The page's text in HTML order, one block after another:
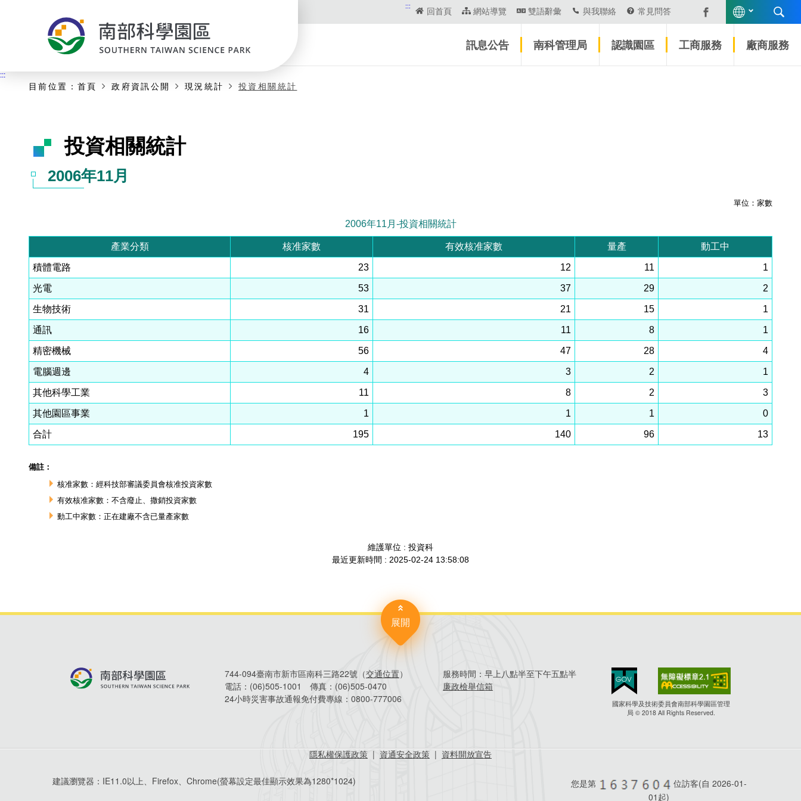
::: 回首頁 網站導覽 雙語辭彙 與我聯絡 常見問答
訊息公告 南科管理局 認識園區 工商服務 廠商服務
主要內容開始
:::
目前位置： 首頁 政府資訊公開 現況統計 投資相關統計
展開
744-094臺南市新市區南科三路22號（交通位置）
電話： (06)505-1001 傳真： (06)505-0470
24小時災害事故通報免付費專線： 0800-777006
服務時間：早上八點半至下午五點半
廉政檢舉信箱
國家科學及技術委員會南部科學園區管理
局 © 2018 All Rights Reserved.
隱私權保護政策 | 資通安全政策 | 資料開放宣告
建議瀏覽器： IE11.0以上、Firefox、Chrome(螢幕設定最佳顯示效果為1280*1024) 您是第 位訪客(自 2026-01-
01起)